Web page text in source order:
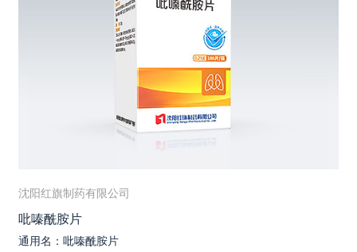
沈阳红旗制药有限公司
吡嗪酰胺片
通用名：吡嗪酰胺片